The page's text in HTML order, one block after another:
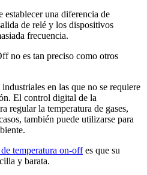
establecer una diferencia de
de relé y los dispositivos
frecuencia.
no es tan preciso como otros
en las que no se requiere
El control digital de la
regular la temperatura de gases,
también puede utilizarse para
temperatura on-offes que su
y barata.